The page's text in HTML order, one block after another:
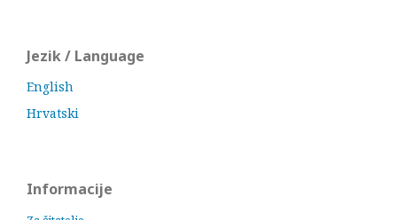
Jezik / Language
English
Hrvatski
Informacije